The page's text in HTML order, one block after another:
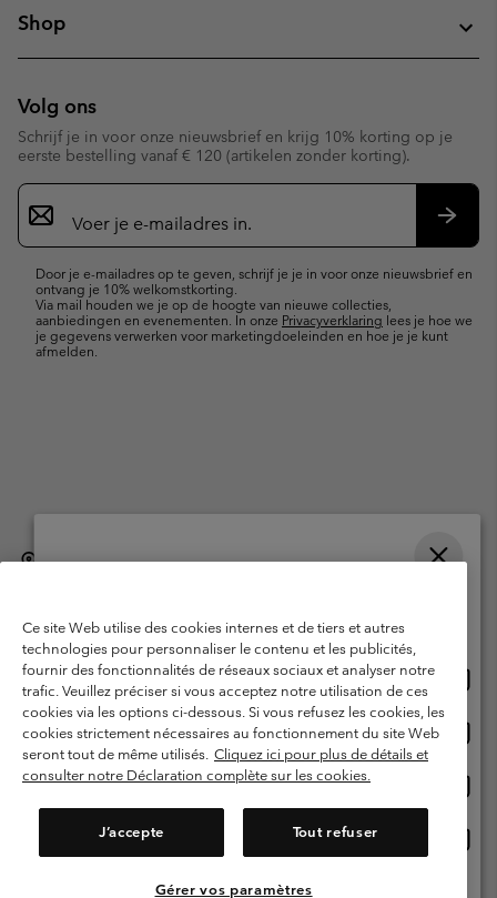
Shop
Volg ons
Schrijf je in voor onze nieuwsbrief en krijg 10% korting op je
eerste bestelling vanaf € 120 (artikelen zonder korting).
Aanmelden
voor
e-
Door je e-mailadres op te geven, schrijf je je in voor onze nieuwsbrief en
ontvang je 10% welkomstkorting.
Via mail houden we je op de hoogte van nieuwe collecties,
aanbiedingen en evenementen. In onze Privacyverklaring lees je hoe we
je gegevens verwerken voor marketingdoeleinden en hoe je je kunt
afmelden.
België (Nederlands) | English ›| français ›
Gebruiksvoorwaarden
Verkoopvoorwaarden
Garantie
Privacybeleid
Gebruiksvoorwaarden voor lidmaatschap
Voorwaarden voor door gebruikers gegenereerde inhoud
Impressum
Cookies
Helpcentrum: Maan-Vrij. 9:00 - 13:00 & 14:00- 18:00
Ce site Web utilise des cookies internes et de tiers et autres
technologies pour personnaliser le contenu et les publicités,
fournir des fonctionnalités de réseaux sociaux et analyser notre
trafic. Veuillez préciser si vous acceptez notre utilisation de ces
cookies via les options ci-dessous. Si vous refusez les cookies, les
cookies strictement nécessaires au fonctionnement du site Web
seront tout de même utilisés. Cliquez ici pour plus de détails et
consulter notre Déclaration complète sur les cookies.
J’accepte Tout refuser
Gérer vos paramètres
Online shoppen beschikbaar
United States
Belgium-English
Belgium-Français
Belgium-Dutch